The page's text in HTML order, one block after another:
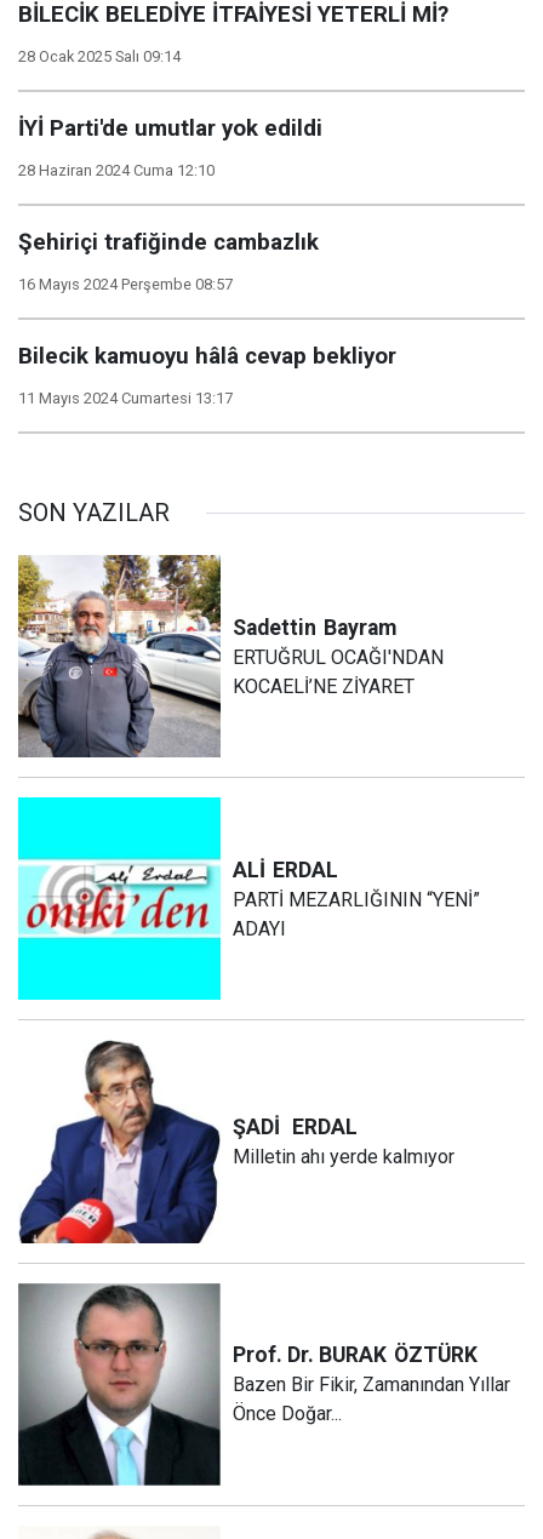
BİLECİK BELEDİYE İTFAİYESİ YETERLİ Mİ?
28 Ocak 2025 Salı 09:14
İYİ Parti'de umutlar yok edildi
28 Haziran 2024 Cuma 12:10
Şehiriçi trafiğinde cambazlık
16 Mayıs 2024 Perşembe 08:57
Bilecik kamuoyu hâlâ cevap bekliyor
11 Mayıs 2024 Cumartesi 13:17
SON YAZILAR
Sadettin Bayram
ERTUĞRUL OCAĞI'NDAN
KOCAELİ’NE ZİYARET
ALİ ERDAL
PARTİ MEZARLIĞININ “YENİ”
ADAYI
ŞADİ ERDAL
Milletin ahı yerde kalmıyor
Prof. Dr. BURAK ÖZTÜRK
Bazen Bir Fikir, Zamanından Yıllar
Önce Doğar...